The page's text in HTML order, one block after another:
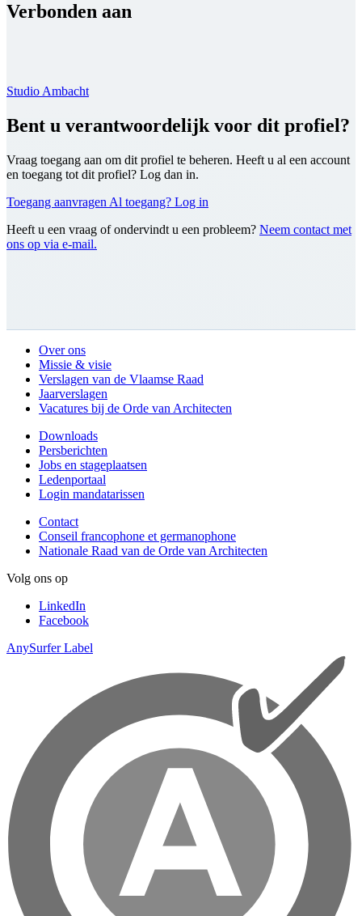
Verbonden aan
Studio Ambacht
Bent u verantwoordelijk voor dit profiel?
Vraag toegang aan om dit profiel te beheren. Heeft u al een account
en toegang tot dit profiel? Log dan in.
Toegang aanvragen Al toegang? Log in
Heeft u een vraag of ondervindt u een probleem? Neem contact met
ons op via e-mail.
Over ons
Missie & visie
Verslagen van de Vlaamse Raad
Jaarverslagen
Vacatures bij de Orde van Architecten
Downloads
Persberichten
Jobs en stageplaatsen
Ledenportaal
Login mandatarissen
Contact
Conseil francophone et germanophone
Nationale Raad van de Orde van Architecten
Volg ons op
LinkedIn
Facebook
AnySurfer Label